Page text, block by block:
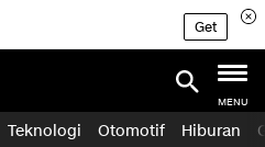
Get
MENU
Teknologi Otomotif Hiburan